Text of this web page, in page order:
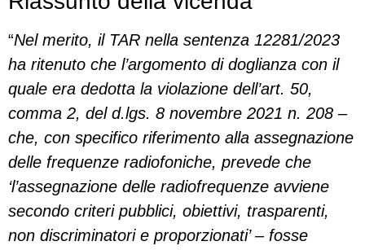
“Nel merito, il TAR nella sentenza 12281/2023
ha ritenuto che l’argomento di doglianza con il
quale era dedotta la violazione dell’art. 50,
comma 2, del d.lgs. 8 novembre 2021 n. 208 –
che, con specifico riferimento alla assegnazione
delle frequenze radiofoniche, prevede che
‘l’assegnazione delle radiofrequenze avviene
secondo criteri pubblici, obiettivi, trasparenti,
non discriminatori e proporzionati’ – fosse